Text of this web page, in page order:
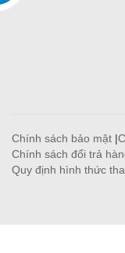
Chính sách bảo mật |
Chính sách đổi trả
Quy định hình thức